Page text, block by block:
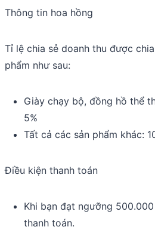
Thông tin hoa hồng
Tỉ lệ chia sẻ doanh thu được
phẩm như sau:
Giày chạy bộ, đồng hồ thể
5%
Tất cả các sản phẩm khác:
Điều kiện thanh toán
Khi bạn đạt ngưỡng
thanh toán.